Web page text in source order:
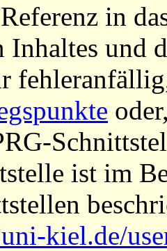
in
Inhaltes und
ist im
kiel.de/